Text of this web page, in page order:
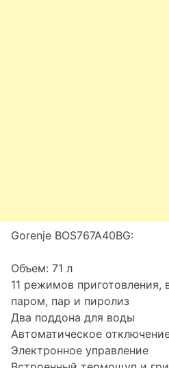
Gorenje BOS767A40BG:
Объем: 71 л
11 режимов приготовления,
паром, пар и пиролиз
Два поддона для воды
Автоматическое
Электронное управление